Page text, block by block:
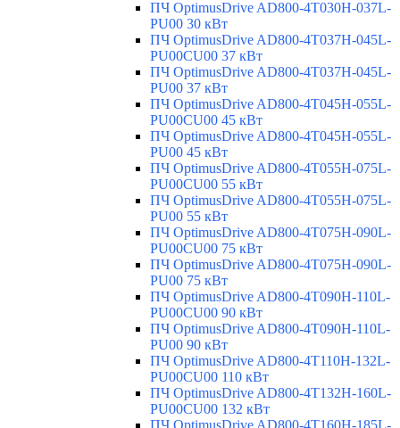
ПЧ OptimusDrive AD800-4T030H-037L-
PU00 30 кВт
ПЧ OptimusDrive AD800-4T037H-045L-
PU00CU00 37 кВт
ПЧ OptimusDrive AD800-4T037H-045L-
PU00 37 кВт
ПЧ OptimusDrive AD800-4T045H-055L-
PU00CU00 45 кВт
ПЧ OptimusDrive AD800-4T045H-055L-
PU00 45 кВт
ПЧ OptimusDrive AD800-4T055H-075L-
PU00CU00 55 кВт
ПЧ OptimusDrive AD800-4T055H-075L-
PU00 55 кВт
ПЧ OptimusDrive AD800-4T075H-090L-
PU00CU00 75 кВт
ПЧ OptimusDrive AD800-4T075H-090L-
PU00 75 кВт
ПЧ OptimusDrive AD800-4T090H-110L-
PU00CU00 90 кВт
ПЧ OptimusDrive AD800-4T090H-110L-
PU00 90 кВт
ПЧ OptimusDrive AD800-4T110H-132L-
PU00CU00 110 кВт
ПЧ OptimusDrive AD800-4T132H-160L-
PU00CU00 132 кВт